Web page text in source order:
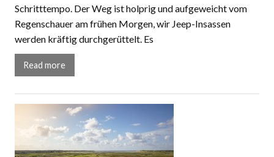
Schritttempo. Der Weg ist holprig und aufgeweicht vom
Regenschauer am frühen Morgen, wir Jeep-Insassen
werden kräftig durchgerüttelt. Es
Read more